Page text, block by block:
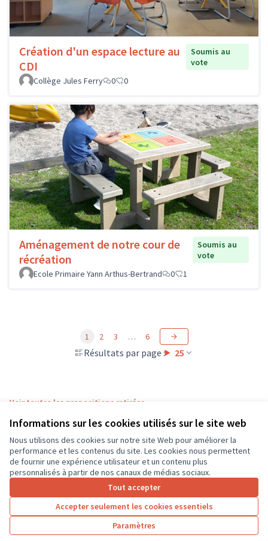
Informations sur les cookies utilisés sur le site web
Nous utilisons des cookies sur notre site Web pour améliorer la
performance et les contenus du site. Les cookies nous permettent
de fournir une expérience utilisateur et un contenu plus
personnalisés à partir de nos canaux de médias sociaux.
Tout accepter
Accepter seulement les cookies essentiels
Paramètres
Création d'un espace lecture au
CDI
Soumis au
vote
Collège Jules Ferry
0 0
Aménagement de notre cour de
récréation
Soumis au
vote
Ecole Primaire Yann Arthus-Bertrand
0 1
Résultats par page : 25
1 2 3 … 6
Voir toutes les propositions retirées
Conditions d'utilisation
Paramètres des cookies
CD37 sur X
(Lien externe)
CD37 sur Facebook
CD37 sur Instagram
CD37 sur YouTube
(Lien externe)
Site réalisé grâce aulogiciel libre Decidim .
Licence
(Lien